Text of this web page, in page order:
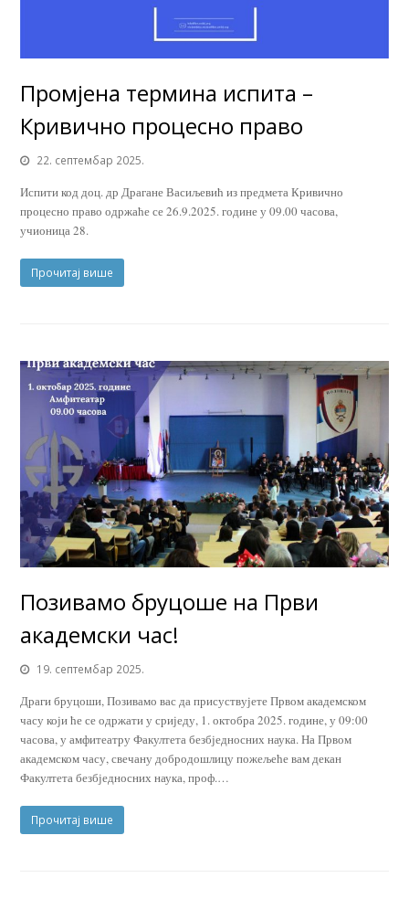
Промјена термина испита –
Кривично процесно право
22. септембар 2025.
Испити код доц. др Драгане Васиљевић из предмета Кривично
процесно право одржаће се 26.9.2025. године у 09.00 часова,
учионица 28.
Прочитај више
Позивамо бруцоше на Први
академски час!
19. септембар 2025.
Драги бруцоши, Позивамо вас да присуствујете Првом академском
часу који ће се одржати у сриједу, 1. октобра 2025. године, у 09:00
часова, у амфитеатру Факултета безбједносних наука. На Првом
академском часу, свечану добродошлицу пожељеће вам декан
Факултета безбједносних наука, проф.…
Прочитај више